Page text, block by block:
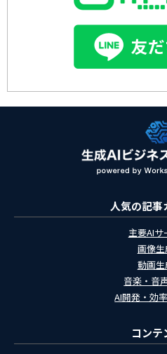
人気の記事
主要AIサ
画像生
動画生
音楽・音
AI開発・効
コンテ